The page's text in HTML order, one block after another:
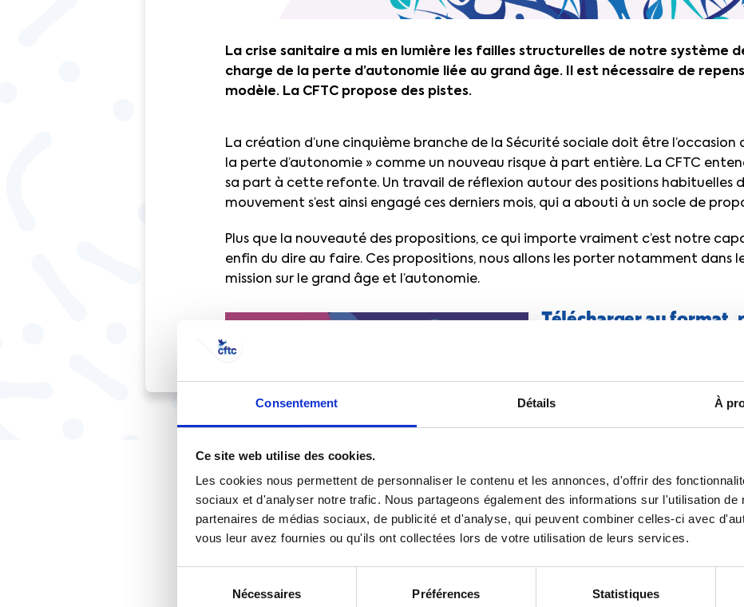
Consentement Détails À
Ce site web utilise des cookies.
Les cookies nous permettent de personnaliser le contenu et les annonces, d'offrir des
sociaux et d'analyser notre trafic. Nous partageons également des informations sur l'utilisation de
partenaires de médias sociaux, de publicité et d'analyse, qui peuvent combiner celles-ci avec
vous leur avez fournies ou qu'ils ont collectées lors de votre utilisation de leurs services.
Nécessaires Préférences Statistiques
La crise sanitaire a mis en lumière les failles structurelles de notre système
charge de la perte d’autonomie liée au grand âge. Il est nécessaire de
modèle. La CFTC propose des pistes.
La création d’une cinquième branche de la Sécurité sociale doit être l’occasion
la perte d’autonomie » comme un nouveau risque à part entière. La CFTC
sa part à cette refonte. Un travail de réflexion autour des positions habituelles
mouvement s’est ainsi engagé ces derniers mois, qui a abouti à un socle de
Plus que la nouveauté des propositions, ce qui importe vraiment c’est notre
enfin du dire au faire. Ces propositions, nous allons les porter notamment dans
mission sur le grand âge et l’autonomie.
Télécharger au format
Nos